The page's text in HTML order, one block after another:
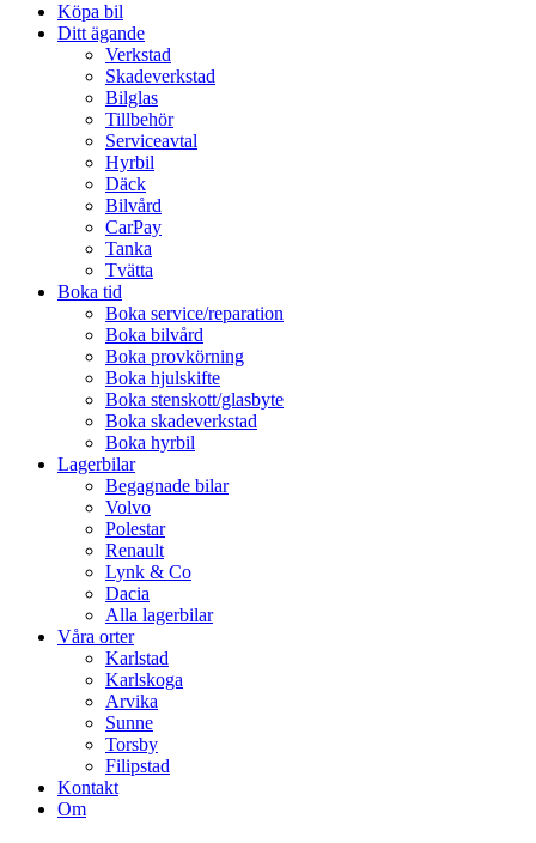
Köpa bil
Ditt ägande
Verkstad
Skadeverkstad
Bilglas
Tillbehör
Serviceavtal
Hyrbil
Däck
Bilvård
CarPay
Tanka
Tvätta
Boka tid
Boka service/reparation
Boka bilvård
Boka provkörning
Boka hjulskifte
Boka stenskott/glasbyte
Boka skadeverkstad
Boka hyrbil
Lagerbilar
Begagnade bilar
Volvo
Polestar
Renault
Lynk & Co
Dacia
Alla lagerbilar
Våra orter
Karlstad
Karlskoga
Arvika
Sunne
Torsby
Filipstad
Kontakt
Om